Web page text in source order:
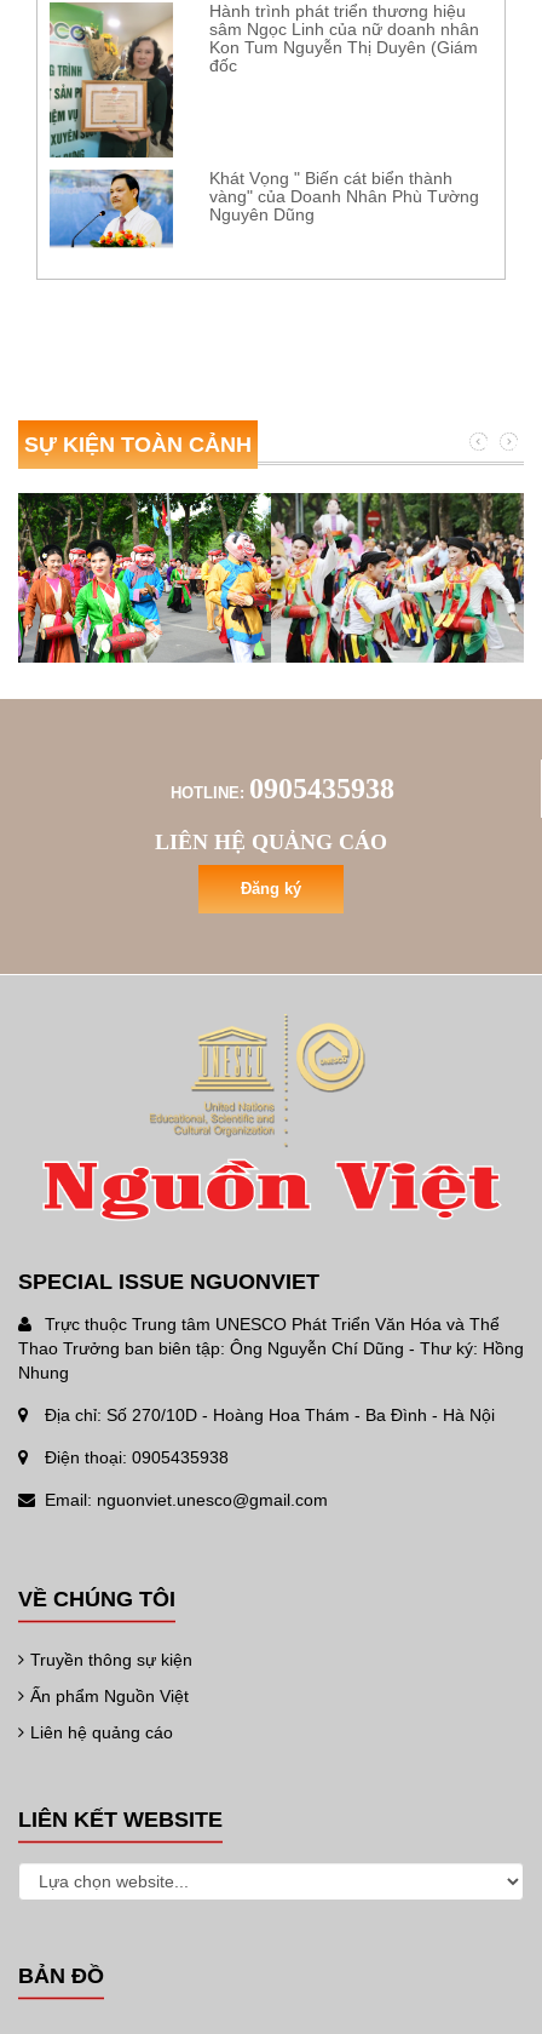
Hành trình phát triển thương hiệu
sâm Ngọc Linh của nữ doanh nhân
Kon Tum Nguyễn Thị Duyên (Giám
đốc
Khát Vọng " Biến cát biển thành
vàng" của Doanh Nhân Phù Tường
Nguyên Dũng
SỰ KIỆN TOÀN CẢNH
HOTLINE: 0905435938
LIÊN HỆ QUẢNG CÁO
Đăng ký
SPECIAL ISSUE NGUONVIET
Trực thuộc Trung tâm UNESCO Phát Triển Văn Hóa và Thể
Thao Trưởng ban biên tập: Ông Nguyễn Chí Dũng - Thư ký: Hồng
Nhung
Địa chỉ: Số 270/10D - Hoàng Hoa Thám - Ba Đình - Hà Nội
Điện thoại: 0905435938
Email: nguonviet.unesco@gmail.com
VỀ CHÚNG TÔI
Truyền thông sự kiện
Ấn phẩm Nguồn Việt
Liên hệ quảng cáo
LIÊN KẾT WEBSITE
BẢN ĐỒ